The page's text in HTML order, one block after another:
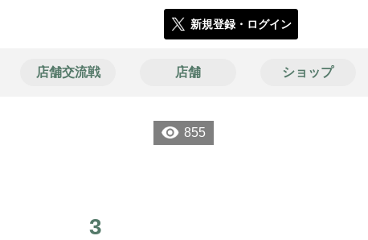
新規登録・ログイン
店舗交流戦 店舗 ショップ
855
3